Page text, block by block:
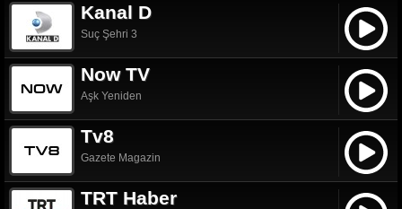
Kanal D
Suç Şehri 3
Now TV
Aşk Yeniden
Tv8
Gazete Magazin
TRT Haber